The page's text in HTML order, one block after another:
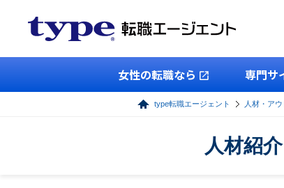
女性の転職なら 専門サ
type転職エージェント 人材・ア
人材紹